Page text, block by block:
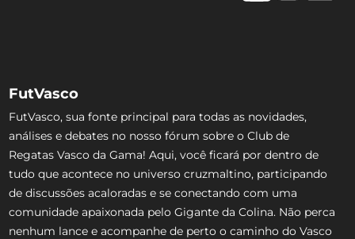
FutVasco
FutVasco, sua fonte principal para todas as novidades,
análises e debates no nosso fórum sobre o Club de
Regatas Vasco da Gama! Aqui, você ficará por dentro de
tudo que acontece no universo cruzmaltino, participando
de discussões acaloradas e se conectando com uma
comunidade apaixonada pelo Gigante da Colina. Não perca
nenhum lance e acompanhe de perto o caminho do Vasco